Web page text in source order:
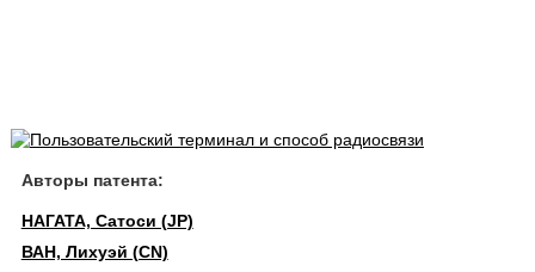
Авторы патента:
НАГАТА, Сатоси (JP)
ВАН, Лихуэй (CN)